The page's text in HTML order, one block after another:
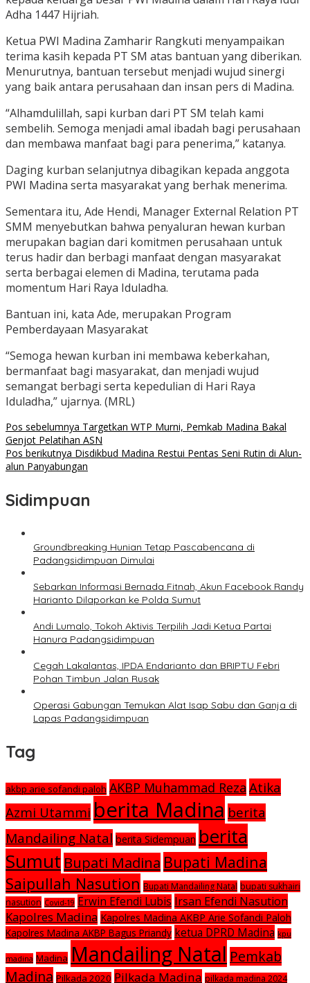
Adha 1447 Hijriah.
Ketua PWI Madina Zamharir Rangkuti menyampaikan
terima kasih kepada PT SM atas bantuan yang diberikan.
Menurutnya, bantuan tersebut menjadi wujud sinergi
yang baik antara perusahaan dan insan pers di Madina.
“Alhamdulillah, sapi kurban dari PT SM telah kami
sembelih. Semoga menjadi amal ibadah bagi perusahaan
dan membawa manfaat bagi para penerima,” katanya.
Daging kurban selanjutnya dibagikan kepada anggota
PWI Madina serta masyarakat yang berhak menerima.
Sementara itu, Ade Hendi, Manager External Relation PT
SMM menyebutkan bahwa penyaluran hewan kurban
merupakan bagian dari komitmen perusahaan untuk
terus hadir dan berbagi manfaat dengan masyarakat
serta berbagai elemen di Madina, terutama pada
momentum Hari Raya Iduladha.
Bantuan ini, kata Ade, merupakan Program
Pemberdayaan Masyarakat
“Semoga hewan kurban ini membawa keberkahan,
bermanfaat bagi masyarakat, dan menjadi wujud
semangat berbagi serta kepedulian di Hari Raya
Iduladha,” ujarnya. (MRL)
Navigasi
pos
Pos sebelumnya Targetkan WTP Murni, Pemkab Madina Bakal
Genjot Pelatihan ASN
Pos berikutnya Disdikbud Madina Restui Pentas Seni Rutin di Alun-
alun Panyabungan
Sidimpuan
Groundbreaking Hunian Tetap Pascabencana di
Padangsidimpuan Dimulai
Sebarkan Informasi Bernada Fitnah, Akun Facebook Randy
Harianto Dilaporkan ke Polda Sumut
Andi Lumalo, Tokoh Aktivis Terpilih Jadi Ketua Partai
Hanura Padangsidimpuan
Cegah Lakalantas, IPDA Endarianto dan BRIPTU Febri
Pohan Timbun Jalan Rusak
Operasi Gabungan Temukan Alat Isap Sabu dan Ganja di
Lapas Padangsidimpuan
Tag
akbp arie sofandi paloh AKBP Muhammad Reza Atika
Azmi Utammi berita Madina berita
Mandailing Natal berita Sidempuan berita
Sumut Bupati Madina Bupati Madina
Saipullah Nasution Bupati Mandailing Natal bupati sukhairi
nasution Covid-19 Erwin Efendi Lubis Irsan Efendi Nasution
Kapolres Madina Kapolres Madina AKBP Arie Sofandi Paloh
Kapolres Madina AKBP Bagus Priandy ketua DPRD Madina kpu
madina Madina Mandailing Natal Pemkab
Madina Pilkada 2020 Pilkada Madina pilkada madina 2024